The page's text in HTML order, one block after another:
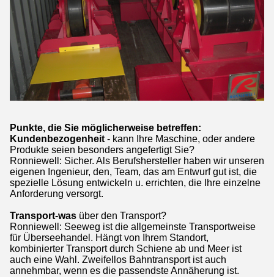
Punkte, die Sie möglicherweise betreffen:
Kundenbezogenheit - kann Ihre Maschine, oder andere
Produkte seien besonders angefertigt Sie?
Ronniewell: Sicher. Als Berufshersteller haben wir unseren
eigenen Ingenieur, den, Team, das am Entwurf gut ist, die
spezielle Lösung entwickeln u. errichten, die Ihre einzelne
Anforderung versorgt.
Transport-was über den Transport?
Ronniewell: Seeweg ist die allgemeinste Transportweise
für Überseehandel. Hängt von Ihrem Standort,
kombinierter Transport durch Schiene ab und Meer ist
auch eine Wahl. Zweifellos Bahntransport ist auch
annehmbar, wenn es die passendste Annäherung ist.